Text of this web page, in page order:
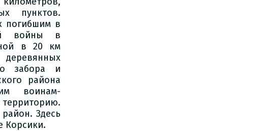
пунктов.
погибшим в
войны в
в 20 км
забора и
района
воинам-
Здесь
Корсики.